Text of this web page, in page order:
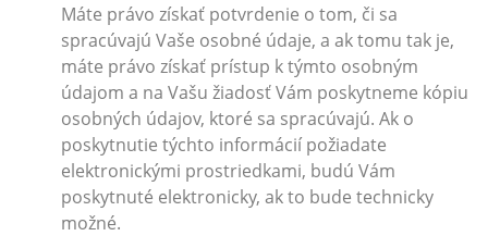
Máte právo získať potvrdenie o tom, či sa
spracúvajú Vaše osobné údaje, a ak tomu tak je,
máte právo získať prístup k týmto osobným
údajom a na Vašu žiadosť Vám poskytneme kópiu
osobných údajov, ktoré sa spracúvajú. Ak o
poskytnutie týchto informácií požiadate
elektronickými prostriedkami, budú Vám
poskytnuté elektronicky, ak to bude technicky
možné.